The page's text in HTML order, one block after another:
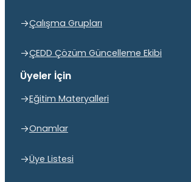
Çalışma Grupları
ÇEDD Çözüm Güncelleme Ekibi
Üyeler İçin
Eğitim Materyalleri
Onamlar
Üye Listesi